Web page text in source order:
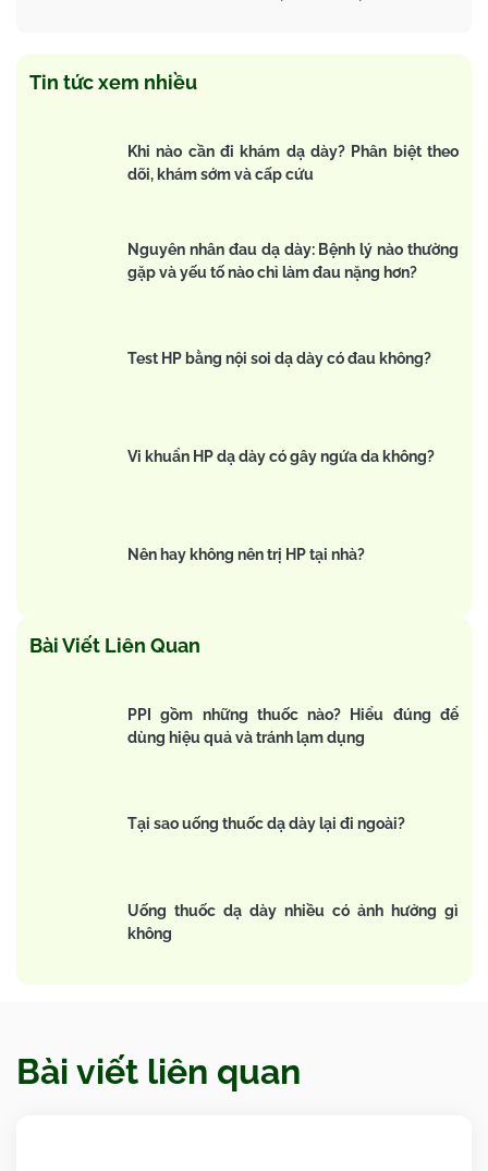
Tin tức xem nhiều
Khi nào cần đi khám dạ dày? Phân biệt theo
dõi, khám sớm và cấp cứu
Nguyên nhân đau dạ dày: Bệnh lý nào thường
gặp và yếu tố nào chỉ làm đau nặng hơn?
Test HP bằng nội soi dạ dày có đau không?
Vi khuẩn HP dạ dày có gây ngứa da không?
Nên hay không nên trị HP tại nhà?
Bài Viết Liên Quan
PPI gồm những thuốc nào? Hiểu đúng để
dùng hiệu quả và tránh lạm dụng
Tại sao uống thuốc dạ dày lại đi ngoài?
Uống thuốc dạ dày nhiều có ảnh hưởng gì
không
Bài viết liên quan